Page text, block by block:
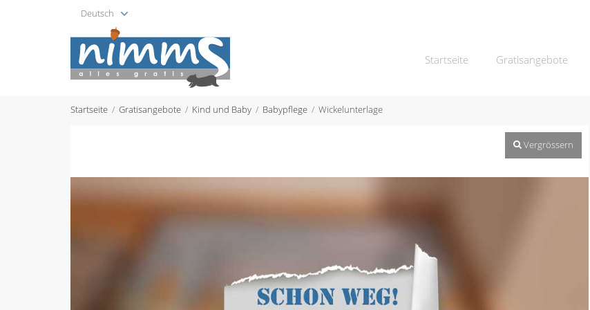
Deutsch
Startseite Gratisangebote
Startseite Gratisangebote Kind und Baby Babypflege Wickelunterlage
Vergrössern